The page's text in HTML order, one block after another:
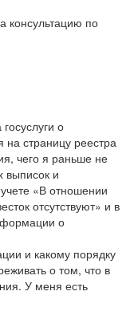
консультацию по
о
страницу реестра
чего я раньше не
выписок и
«В отношении
отсутствуют» и в
о
и какому порядку
о том, что в
У меня есть